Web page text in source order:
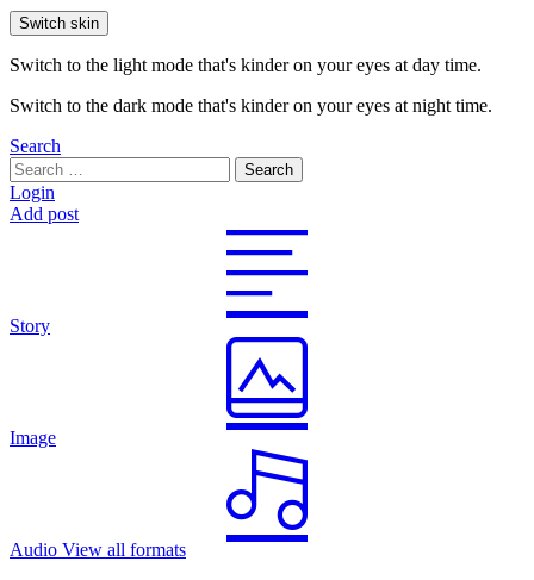
Switch skin
Switch to the light mode that's kinder on your eyes at day time.
Switch to the dark mode that's kinder on your eyes at night time.
Search
Search
for:
Search
Login
Add post
Story
Image
Audio View all formats